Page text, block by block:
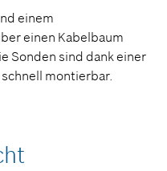
einem
einen Kabelbaum
Sonden sind dank einer
montierbar.